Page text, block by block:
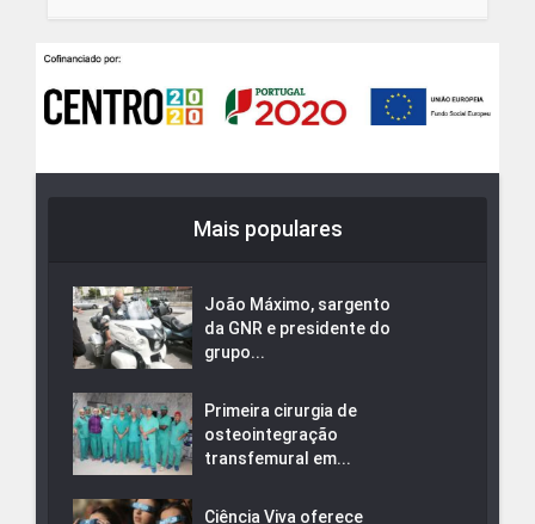
Mais populares
João Máximo, sargento
da GNR e presidente do
grupo...
Primeira cirurgia de
osteointegração
transfemural em...
Ciência Viva oferece